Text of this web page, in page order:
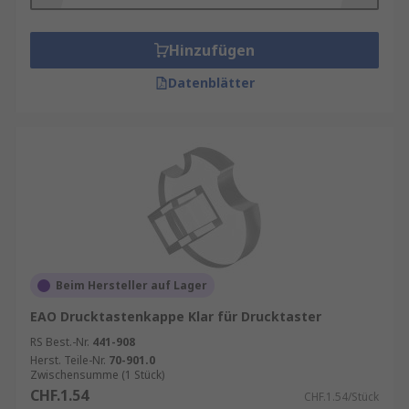
Zubehörteil in zahlreichen Anwendungen, da sie
den Bedienkomfort erhöhen und durch ihre
Farbgebung und Beschriftung Orientierung
bieten.
Drucktaster-Kappen finden in zahlreichen
Branchen Verwendung. In der
Automobilindustrie werden sie beispielsweise
für Schalter an Armaturenbrettern oder in
Steuerpanels eingesetzt. Auch im Maschinenbau,
in der Industrieautomatisierung und in der
Medizintechnik sind Drucktaster-Kappen weit
verbreitet. In der Unterhaltungselektronik und
Haushaltsgeräten tragen sie ebenfalls zu einer
besseren Bedienbarkeit bei.
Hinzufügen
Datenblätter
Beim Hersteller auf Lager
EAO Drucktastenkappe Klar für Drucktaster
RS Best.-Nr. 441-908
Herst. Teile-Nr. 70-901.0
Zwischensumme (1 Stück)
CHF.1.54 CHF.1.54/Stück